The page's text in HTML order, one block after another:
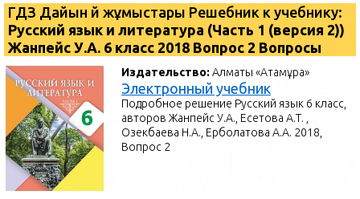
ГДЗ Дайын үй жұмыстары Решебник к учебнику:
Русский язык и литература (Часть 1 (версия 2))
Жанпейс У.А. 6 класс 2018 Вопрос 2 Вопросы
Издательство:Алматы «Атамұра»
Электронный учебник
Подробное решение Русский язык 6 класс,
авторов Жанпейс У.А., Есетова А.Т. ,
Озекбаева Н.А., Ерболатова А.А. 2018,
Вопрос 2